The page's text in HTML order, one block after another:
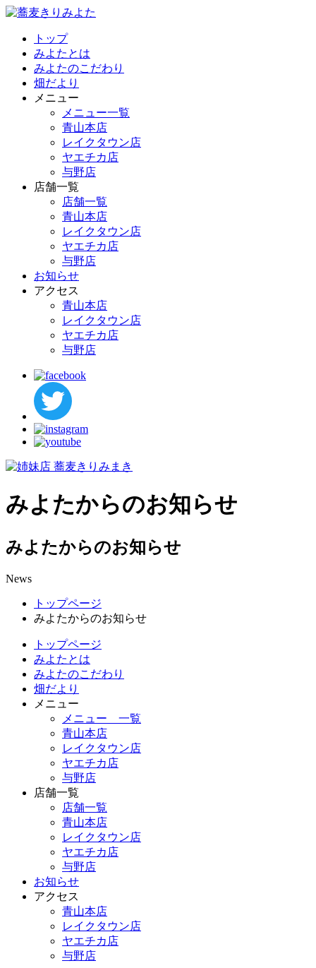
トップ
みよたとは
みよたのこだわり
畑だより
メニュー
メニュー一覧
青山本店
レイクタウン店
ヤエチカ店
与野店
店舗一覧
店舗一覧
青山本店
レイクタウン店
ヤエチカ店
与野店
お知らせ
アクセス
青山本店
レイクタウン店
ヤエチカ店
与野店
みよたからのお知らせ
みよたからのお知らせ
News
トップページ
みよたからのお知らせ
トップページ
みよたとは
みよたのこだわり
畑だより
メニュー
メニュー 一覧
青山本店
レイクタウン店
ヤエチカ店
与野店
店舗一覧
店舗一覧
青山本店
レイクタウン店
ヤエチカ店
与野店
お知らせ
アクセス
青山本店
レイクタウン店
ヤエチカ店
与野店